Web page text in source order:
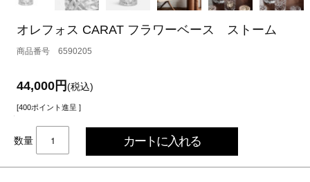
オレフォス CARAT フラワーベース ストーム
6590205
44,000円(税込)
[400ポイント進呈 ]
数量